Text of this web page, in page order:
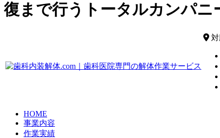
復まで行うトータルカンパニ
HOME
事業内容
作業実績